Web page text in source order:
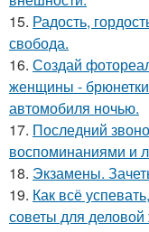
15. Радость,
свобода.
16. Создай
женщины -
автомобиля ночью.
17. Последний
воспоминаниями и
18. Экзамены.
19. Как всё
советы для